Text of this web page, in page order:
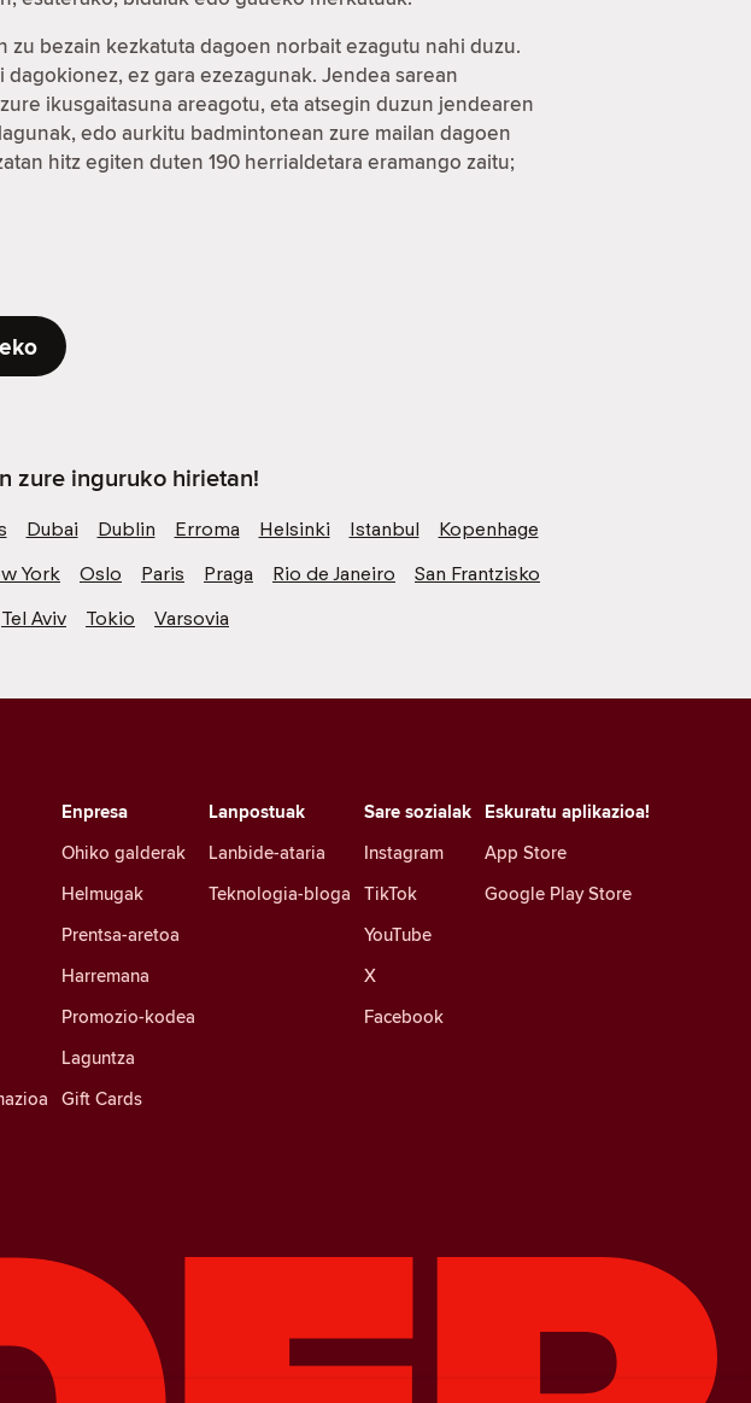
bezain kezkatuta dagoen norbait ezagutu nahi duzu.
ez gara ezezagunak. Jendea sarean
ikusgaitasuna areagotu, eta atsegin duzun jendearen
edo aurkitu badmintonean zure mailan dagoen
hitz egiten duten 190 herrialdetara eramango zaitu;
zure inguruko hirietan!
Dubai Dublin Erroma Helsinki Istanbul
Kopenhage
York Oslo Paris Praga Rio de Janeiro
San Frantzisko
Tel Aviv Tokio Varsovia
Sare sozialak
Instagram
TikTok
YouTube
X
Facebook
Lanpostuak
Lanbide-ataria
Teknologia-bloga
Enpresa
Ohiko galderak
Helmugak
Prentsa-aretoa
Harremana
Promozio-kodea
Laguntza
Gift Cards
Eskuratu aplikazioa!
App Store
Google Play Store